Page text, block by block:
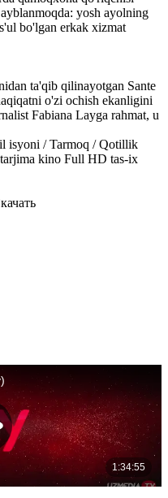
yosh ayolning
bo'lgan erkak xizmat
ta'qib qilinayotgan Sante
o'zi ochish ekanligini
Fabiana Layga rahmat, u
isyoni / Tarmoq / Qotillik
kino Full HD tas-ix